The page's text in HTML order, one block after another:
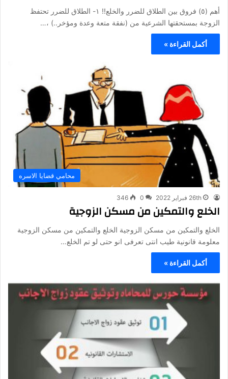
أهم (٥) فروق بين الطلاق للضرر والخلع!! ١- الطلاق للضرر تحتفظ
الزوجة بمستحقتها الشرعية من (نفقة متعة وعدة ومؤخر..) ،…
أكمل القراءة »
محامي قضايا الاسره
26th فبراير 2022 0
346
الخلع والتمكين من مسكن الزوجية
الخلع والتمكين من مسكن الزوجية الخلع والتمكين من مسكن الزوجية
معلومة قانونية طيب انتى تعرفى انو حتى لو تم الخلع…
أكمل القراءة »